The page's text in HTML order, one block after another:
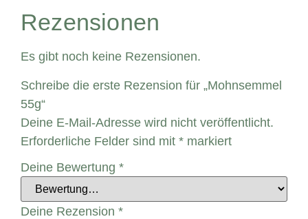
Rezensionen
Es gibt noch keine Rezensionen.
Schreibe die erste Rezension für „Mohnsemmel
55g“
Deine E-Mail-Adresse wird nicht veröffentlicht.
Erforderliche Felder sind mit * markiert
Deine Bewertung *
Deine Rezension *